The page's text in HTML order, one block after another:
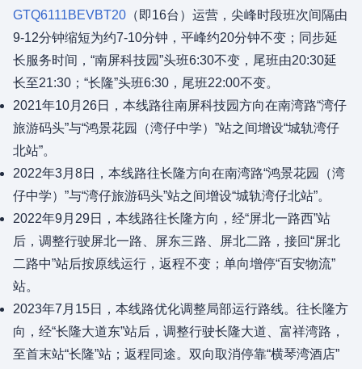
GTQ6111BEVBT20 （即16台）运营，尖峰时段班次间隔由
9-12分钟缩短为约7-10分钟，平峰约20分钟不变；同步延
长服务时间，“南屏科技园”头班6:30不变，尾班由20:30延
长至21:30；“长隆”头班6:30，尾班22:00不变。
2021年10月26日，本线路往南屏科技园方向在南湾路“湾仔
旅游码头”与“鸿景花园（湾仔中学）”站之间增设“城轨湾仔
北站”。
2022年3月8日，本线路往长隆方向在南湾路“鸿景花园（湾
仔中学）”与“湾仔旅游码头”站之间增设“城轨湾仔北站”。
2022年9月29日，本线路往长隆方向，经“屏北一路西”站
后，调整行驶屏北一路、屏东三路、屏北二路，接回“屏北
二路中”站后按原线运行，返程不变；单向增停“百安物流”
站。
2023年7月15日，本线路优化调整局部运行路线。往长隆方
向，经“长隆大道东”站后，调整行驶长隆大道、富祥湾路，
至首末站“长隆”站；返程同途。双向取消停靠“横琴湾酒店”